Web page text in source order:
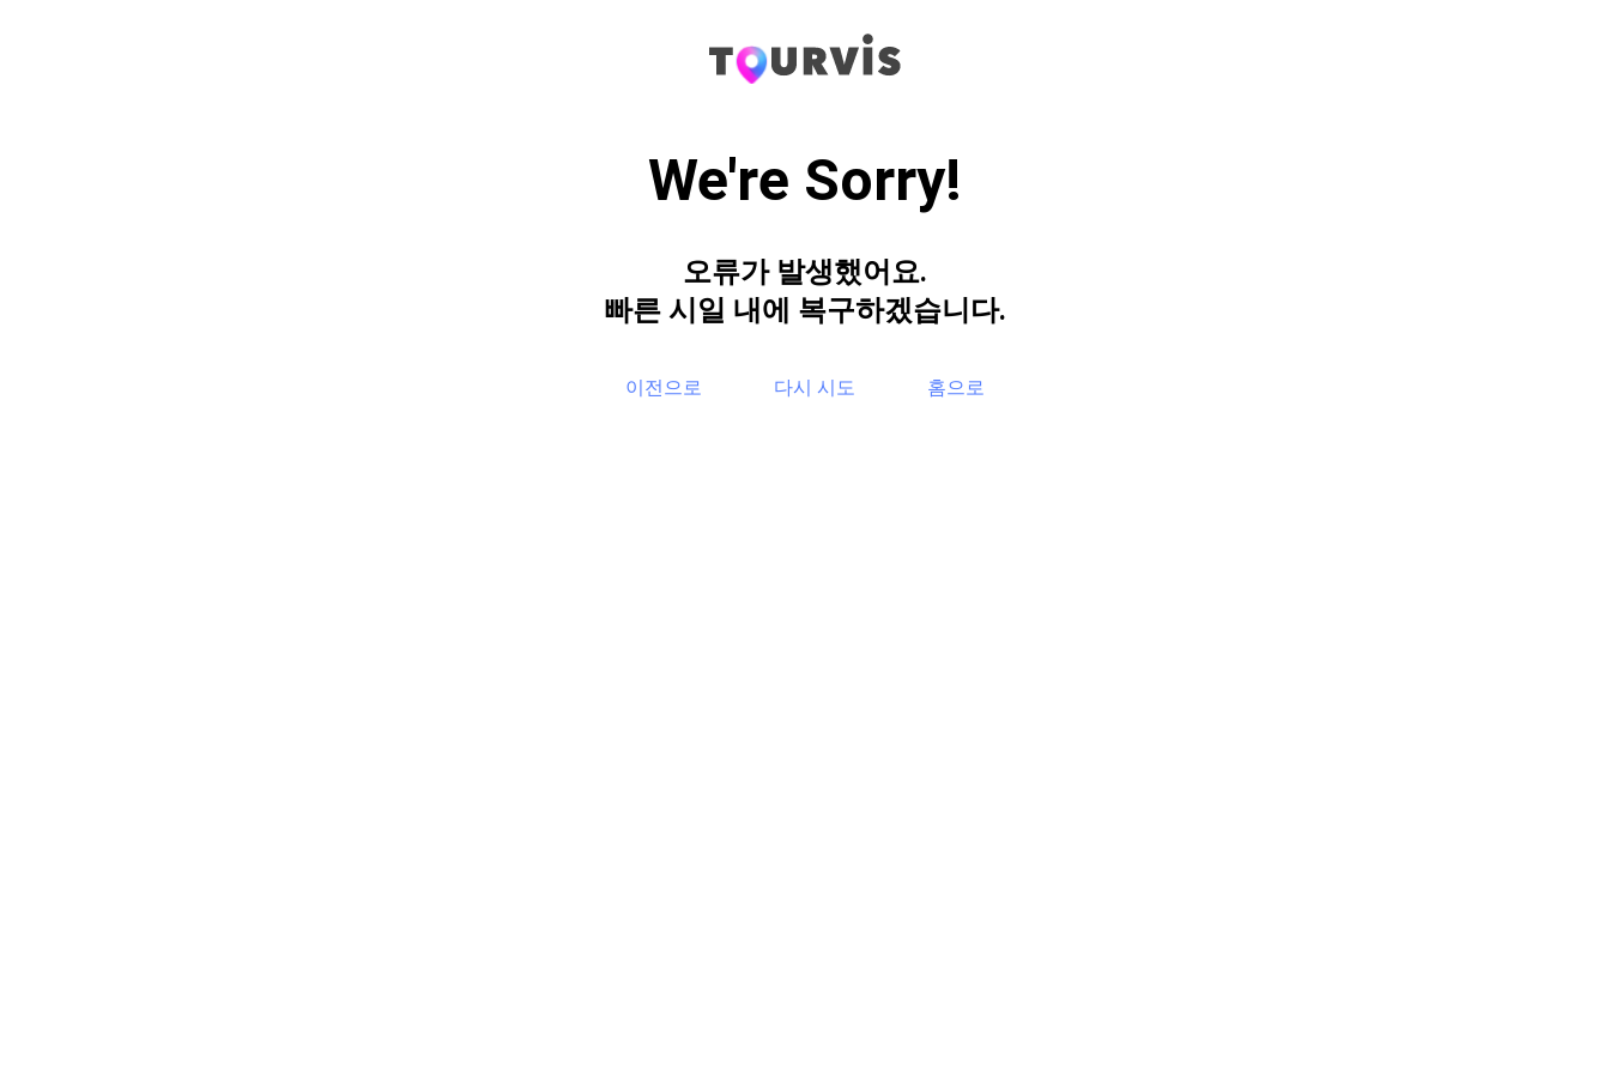
We're Sorry!
오류가 발생했어요.
빠른 시일 내에 복구하겠습니다.
이전으로 다시 시도 홈으로